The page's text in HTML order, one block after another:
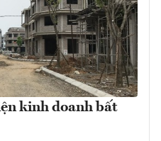
kinh doanh bất